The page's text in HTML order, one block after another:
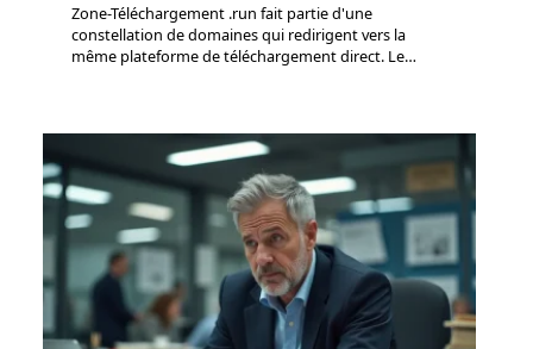
Zone-Téléchargement .run fait partie d'une
constellation de domaines qui redirigent vers la
même plateforme de téléchargement direct. Le…